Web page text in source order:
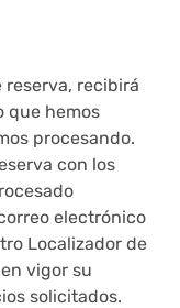
reserva, recibirá
que hemos
procesando.
con los
electrónico
Localizador de
vigor su
solicitados.